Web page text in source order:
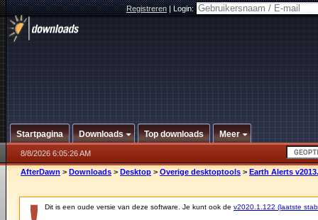
Registreren|Login:
Startpagina Downloads Top downloads Meer
8/8/2026 6:05:26 AM
AfterDawn > Downloads > Desktop > Overige desktoptools > Earth Alerts
Dit is een oude versie van deze software. Je kunt ook de v2020.1.122 (laatste